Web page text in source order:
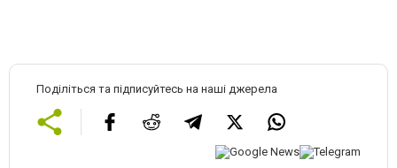
Поділіться та підписуйтесь на наші джерела